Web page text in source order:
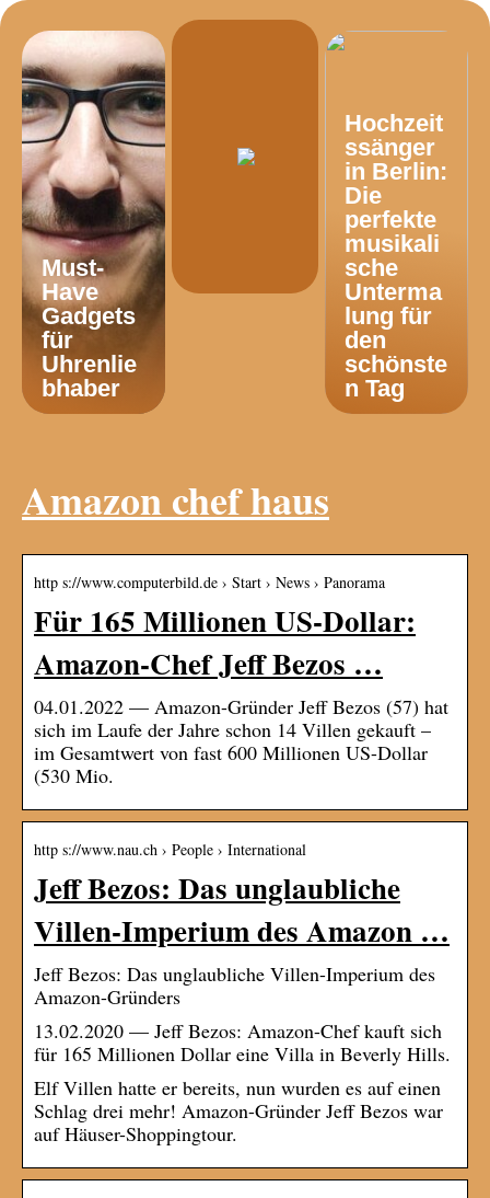
Must-
Have
Gadgets
für
Uhrenlie
bhaber
Hochzeit
ssänger
in Berlin:
Die
perfekte
musikali
sche
Unterma
lung für
den
schönste
n Tag
Amazon chef haus
http s://www.computerbild.de › Start › News › Panorama
Für 165 Millionen US-Dollar:
Amazon-Chef Jeff Bezos …
04.01.2022 — Amazon-Gründer Jeff Bezos (57) hat
sich im Laufe der Jahre schon 14 Villen gekauft –
im Gesamtwert von fast 600 Millionen US-Dollar
(530 Mio.
http s://www.nau.ch › People › International
Jeff Bezos: Das unglaubliche
Villen-Imperium des Amazon …
Jeff Bezos: Das unglaubliche Villen-Imperium des
Amazon-Gründers
13.02.2020 — Jeff Bezos: Amazon-Chef kauft sich
für 165 Millionen Dollar eine Villa in Beverly Hills.
Elf Villen hatte er bereits, nun wurden es auf einen
Schlag drei mehr! Amazon-Gründer Jeff Bezos war
auf Häuser-Shoppingtour.